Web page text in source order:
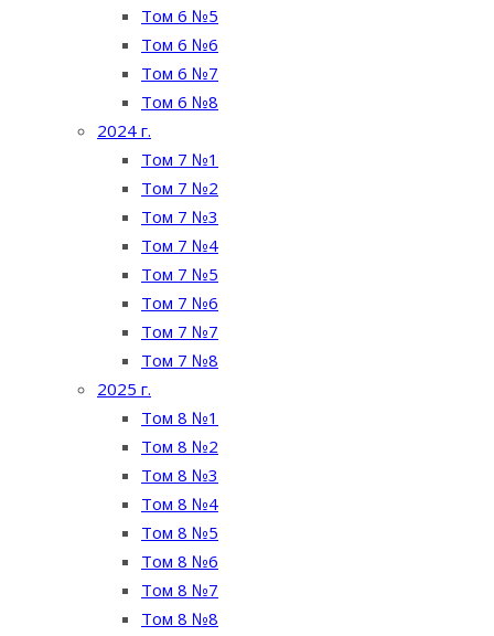
Том 6 №5
Том 6 №6
Том 6 №7
Том 6 №8
2024 г.
Том 7 №1
Том 7 №2
Том 7 №3
Том 7 №4
Том 7 №5
Том 7 №6
Том 7 №7
Том 7 №8
2025 г.
Том 8 №1
Том 8 №2
Том 8 №3
Том 8 №4
Том 8 №5
Том 8 №6
Том 8 №7
Том 8 №8